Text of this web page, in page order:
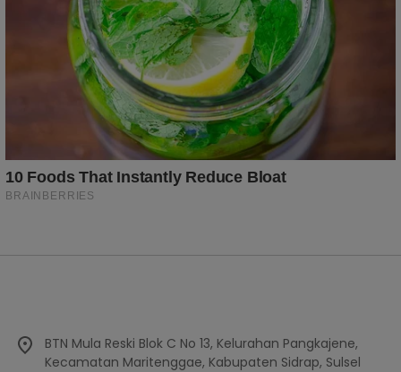
BTN Mula Reski Blok C No 13, Kelurahan Pangkajene,
Kecamatan Maritenggae, Kabupaten Sidrap, Sulsel